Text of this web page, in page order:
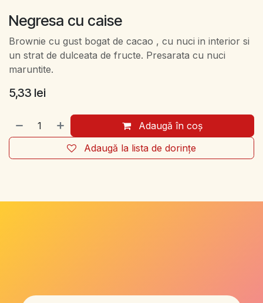
Negresa cu caise
Brownie cu gust bogat de cacao , cu nuci in interior si
un strat de dulceata de fructe. Presarata cu nuci
maruntite.
5,33 lei
Adaugă în coș
Adaugă la lista de dorințe